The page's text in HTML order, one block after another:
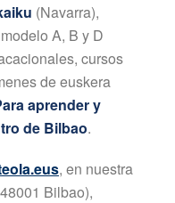
(Navarra),
A, B y D
cursos
de euskera
aprender y
de Bilbao.
, en nuestra
Bilbao),